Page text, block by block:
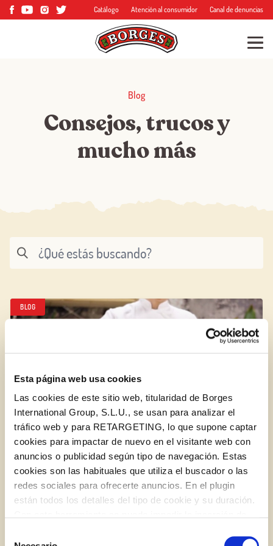
Esta página web usa cookies
Las cookies de este sitio web, titularidad de Borges
International Group, S.L.U., se usan para analizar el
tráfico web y para RETARGETING, lo que supone captar
cookies para impactar de nuevo en el visitante web con
anuncios o publicidad según tipo de navegación. Estas
cookies son las habituales que utiliza el buscador o las
redes sociales para ofrecerte anuncios. En el plugin
están todos los detalles del tipo de cookie y su duración.
Catálogo Atención al consumidor Canal de denuncias
Blog
Consejos, trucos y
mucho más
BLOG
Tiempo de consumo de un aceite de oliva virgen
extra una vez abiertoLog in with Google